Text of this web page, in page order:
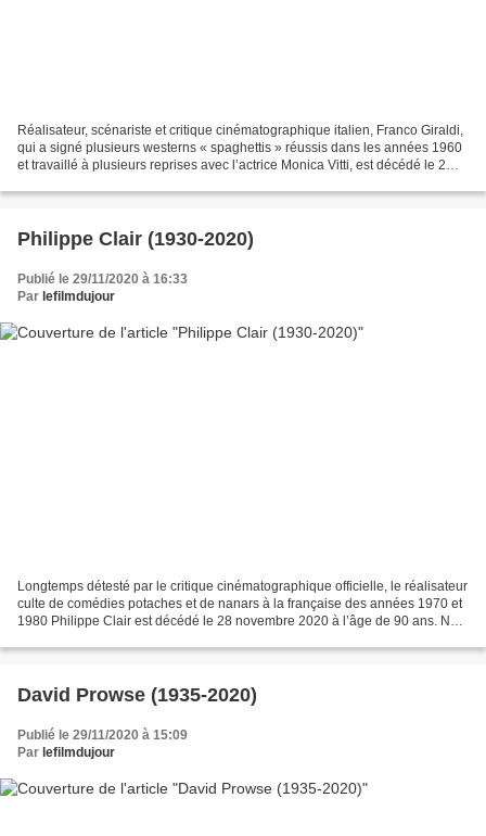
Réalisateur, scénariste et critique cinématographique italien, Franco Giraldi,
qui a signé plusieurs westerns « spaghettis » réussis dans les années 1960
et travaillé à plusieurs reprises avec l’actrice Monica Vitti, est décédé le 2
Philippe Clair (1930-2020)
Publié le 29/11/2020 à 16:33
Par lefilmdujour
Longtemps détesté par le critique cinématographique officielle, le réalisateur
culte de comédies potaches et de nanars à la française des années 1970 et
1980 Philippe Clair est décédé le 28 novembre 2020 à l’âge de 90 ans. Né
David Prowse (1935-2020)
Publié le 29/11/2020 à 15:09
Par lefilmdujour